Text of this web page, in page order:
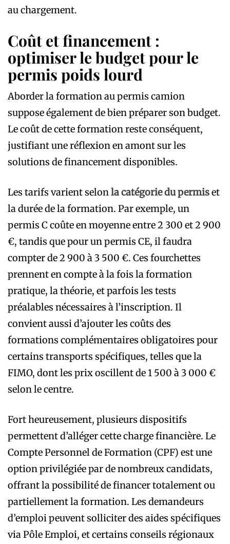
au chargement.
Coût et financement :
optimiser le budget pour le
permis poids lourd
Aborder la formation au permis camion
suppose également de bien préparer son budget.
Le coût de cette formation reste conséquent,
justifiant une réflexion en amont sur les
solutions de financement disponibles.
Les tarifs varient selonla catégorie du permiset
la durée de la formation. Par exemple, un
permis C coûte en moyenne entre 2 300 et 2 900
€, tandis que pour un permis CE, il faudra
compter de 2 900 à 3 500 €. Ces fourchettes
prennent en compte à la fois la formation
pratique, la théorie, et parfois les tests
préalables nécessaires à l’inscription. Il
convient aussi d’ajouter les coûts des
formations complémentaires obligatoires pour
certains transports spécifiques, telles que la
FIMO, dont les prix oscillent de 1 500 à 3 000 €
selon le centre.
Fort heureusement, plusieurs dispositifs
permettent d’alléger cette charge financière. Le
Compte Personnel de Formation (CPF) est une
option privilégiée par de nombreux candidats,
offrant la possibilité de financer totalement ou
partiellement la formation. Les demandeurs
d’emploi peuvent solliciter des aides spécifiques
via Pôle Emploi, et certains conseils régionaux